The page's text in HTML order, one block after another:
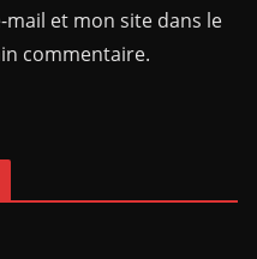
et mon site dans le
commentaire.